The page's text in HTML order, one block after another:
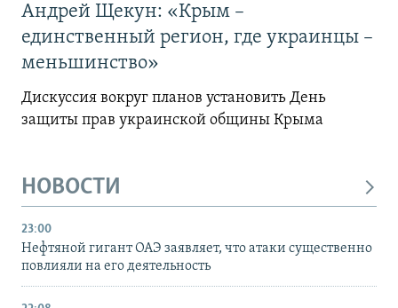
Андрей Щекун: «Крым –
единственный регион, где украинцы –
меньшинство»
Дискуссия вокруг планов установить День
защиты прав украинской общины Крыма
НОВОСТИ
23:00
Нефтяной гигант ОАЭ заявляет, что атаки существенно
повлияли на его деятельность